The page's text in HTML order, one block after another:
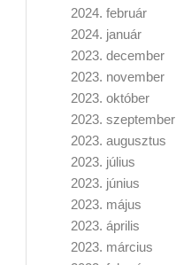
2024. február
2024. január
2023. december
2023. november
2023. október
2023. szeptember
2023. augusztus
2023. július
2023. június
2023. május
2023. április
2023. március